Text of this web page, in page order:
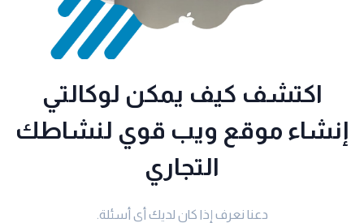
اكتشف كيف يمكن لوكالتي
إنشاء موقع ويب قوي لنشاطك
التجاري
دعنا نعرف إذا كان لديك أي أسئلة.